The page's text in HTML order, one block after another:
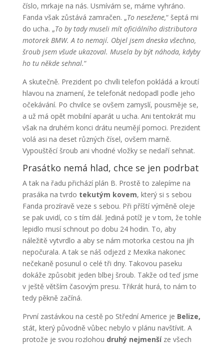
číslo, mrkaje na nás. Usmívám se, máme vyhráno.
Fanda však zůstává zamračen. „To nesežene,“ šeptá mi
do ucha. „To by tady museli mít oficiálního distributora
motorek BMW. A to nemají. Objel jsem dneska všechno,
šroub jsem všude ukazoval. Musela by být náhoda, kdyby
ho tu někde sehnal.“
A skutečně. Prezident po chvíli telefon pokládá a kroutí
hlavou na znamení, že telefonát nedopadl podle jeho
očekávání. Po chvilce se ovšem zamyslí, pousměje se,
a už má opět mobilní aparát u ucha. Ani tentokrát mu
však na druhém konci drátu neumějí pomoci. Prezident
volá asi na deset různých čísel, ovšem marně.
Vypouštěcí šroub ani vhodné vložky se nedaří sehnat.
Prasátko nemá hlad, chce se jen podrbat
A tak na řadu přichází plán B. Prostě to zalepíme na
prasáka na tvrdo tekutým kovem, který si s sebou
Fanda prozíravě veze s sebou. Při příští výměně oleje
se pak uvidí, co s tím dál. Jediná potíž je v tom, že tohle
lepidlo musí schnout po dobu 24 hodin. To, aby
náležitě vytvrdlo a aby se nám motorka cestou na jih
nepočurala. A tak se náš odjezd z Mexika nakonec
nečekaně posunul o celé tři dny. Takovou paseku
dokáže způsobit jeden blbej šroub. Takže od teď jsme
v ještě větším časovým presu. Třikrát hurá, to nám to
tedy pěkně začíná.
První zastávkou na cestě po Střední Americe je Belize,
stát, který původně vůbec nebylo v plánu navštívit. A
protože je svou rozlohou druhý nejmenšíze všech